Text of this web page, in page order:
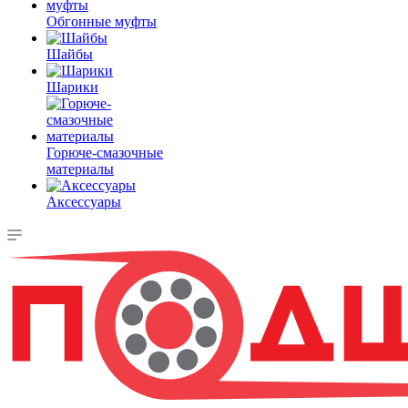
Обгонные муфты
Шайбы
Шарики
Горюче-смазочные
материалы
Аксессуары